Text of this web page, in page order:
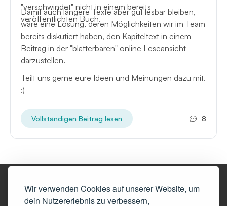
Wir verwenden Cookies auf unserer Website, um
dein Nutzererlebnis zu verbessern,
"verschwindet" nicht in einem bereits
veröffentlichten Buch.
Damit auch längere Texte aber gut lesbar bleiben,
wäre eine Lösung, deren Möglichkeiten wir im Team
bereits diskutiert haben, den Kapiteltext in einem
Beitrag in der "blätterbaren" online Leseansicht
darzustellen.
Teilt uns gerne eure Ideen und Meinungen dazu mit.
:)
Vollständigen Beitrag lesen 8